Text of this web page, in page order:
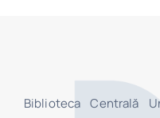
Biblioteca Centrală